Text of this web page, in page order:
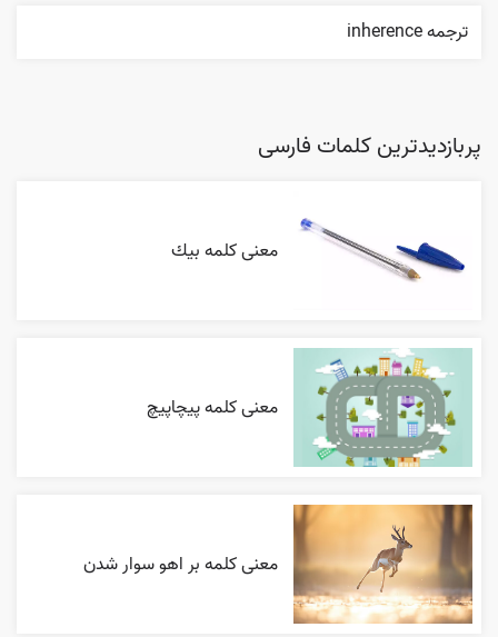
ترجمه inherence
پربازدیدترین کلمات فارسی
معنی کلمه بيك
معنی کلمه پیچاپیچ
معنی کلمه بر اهو سوار شدن